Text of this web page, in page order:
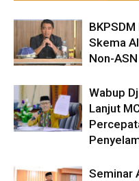
Skema
Non-ASN
Wabup
Lanjut
Seminar